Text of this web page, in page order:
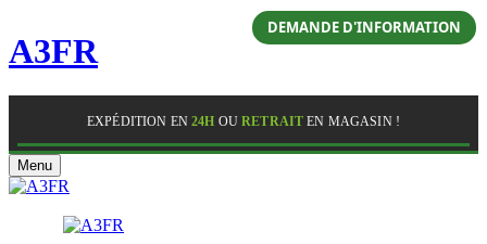
A3FR
EXPÉDITION EN24H OURETRAIT EN MAGASIN !
Menu
DEMANDE D'INFORMATION